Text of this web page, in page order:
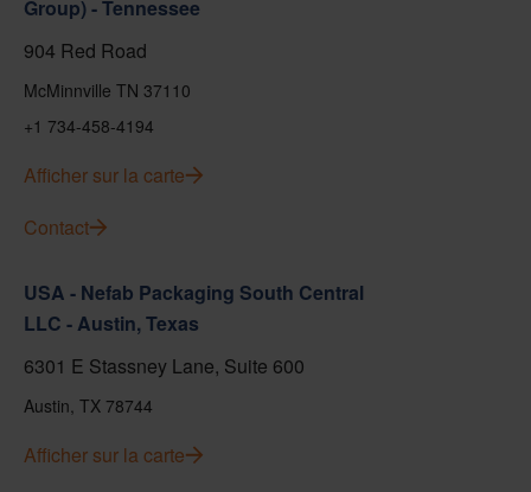
Group) - Tennessee
904 Red Road
McMinnville TN 37110
+1 734-458-4194
Afficher sur la carte
Contact
USA - Nefab Packaging South Central
LLC - Austin, Texas
6301 E Stassney Lane, Suite 600
Austin, TX 78744
Afficher sur la carte